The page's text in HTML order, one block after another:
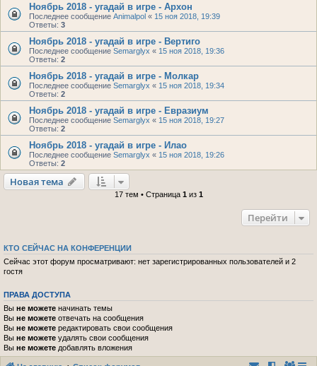
Ноябрь 2018 - угадай в игре - Архон
Последнее сообщение Animalpol « 15 ноя 2018, 19:39
Ответы: 3
Ноябрь 2018 - угадай в игре - Вертиго
Последнее сообщение Semarglyx « 15 ноя 2018, 19:36
Ответы: 2
Ноябрь 2018 - угадай в игре - Молкар
Последнее сообщение Semarglyx « 15 ноя 2018, 19:34
Ответы: 2
Ноябрь 2018 - угадай в игре - Евразиум
Последнее сообщение Semarglyx « 15 ноя 2018, 19:27
Ответы: 2
Ноябрь 2018 - угадай в игре - Илао
Последнее сообщение Semarglyx « 15 ноя 2018, 19:26
Ответы: 2
Новая тема
17 тем • Страница 1из 1
Перейти
КТО СЕЙЧАС НА КОНФЕРЕНЦИИ
Сейчас этот форум просматривают: нет зарегистрированных пользователей и 2
гостя
ПРАВА ДОСТУПА
Вы не можете начинать темы
Вы не можете отвечать на сообщения
Вы не можете редактировать свои сообщения
Вы не можете удалять свои сообщения
Вы не можете добавлять вложения